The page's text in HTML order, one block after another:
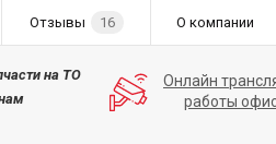
Отзывы 16 О компании
на ТО
Онлайн
работы